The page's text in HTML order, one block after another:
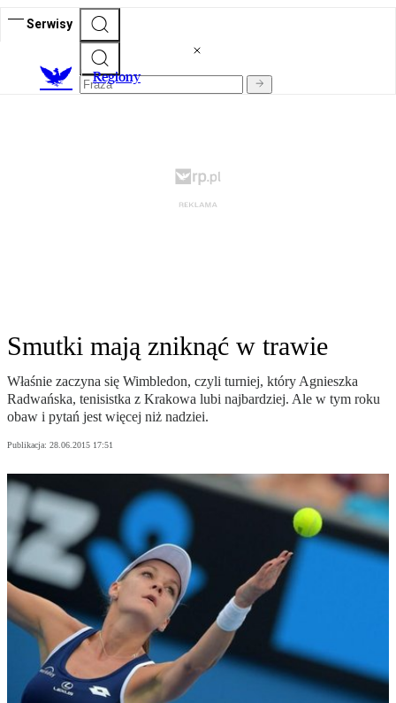
Serwisy
Regiony
Smutki mają zniknąć w trawie
Właśnie zaczyna się Wimbledon, czyli turniej, który Agnieszka
Radwańska, tenisistka z Krakowa lubi najbardziej. Ale w tym roku
obaw i pytań jest więcej niż nadziei.
Publikacja: 28.06.2015 17:51